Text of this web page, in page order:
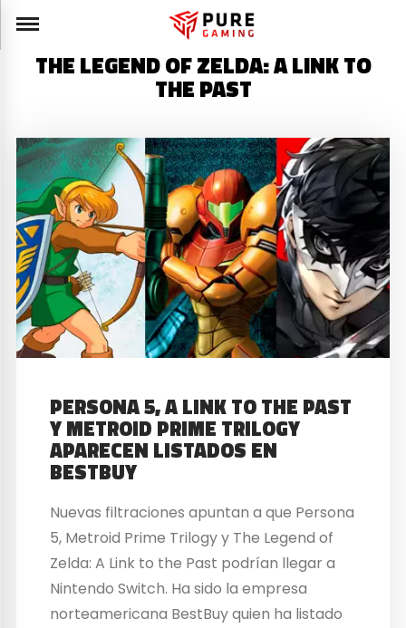
THE LEGEND OF ZELDA: A LINK TO
THE PAST
PERSONA 5, A LINK TO THE PAST
Y METROID PRIME TRILOGY
APARECEN LISTADOS EN
BESTBUY
Nuevas filtraciones apuntan a que Persona
5, Metroid Prime Trilogy y The Legend of
Zelda: A Link to the Past podrían llegar a
Nintendo Switch. Ha sido la empresa
norteamericana BestBuy quien ha listado